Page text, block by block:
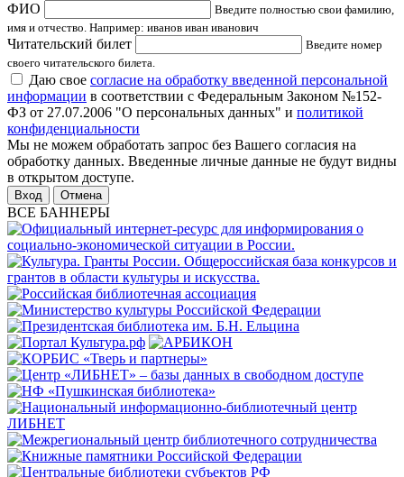
ФИО
Введите полностью свои фамилию,
имя и отчество. Например: иванов иван иванович
Читательский билет
Введите номер
своего читательского билета.
Даю свое согласие на обработку введенной персональной
информации в соответствии с Федеральным Законом №152-
ФЗ от 27.07.2006 "О персональных данных" и политикой
конфиденциальности
Мы не можем обработать запрос без Вашего согласия на
обработку данных. Введенные личные данные не будут видны
в открытом доступе.
Отмена
ВСЕ БАННЕРЫ